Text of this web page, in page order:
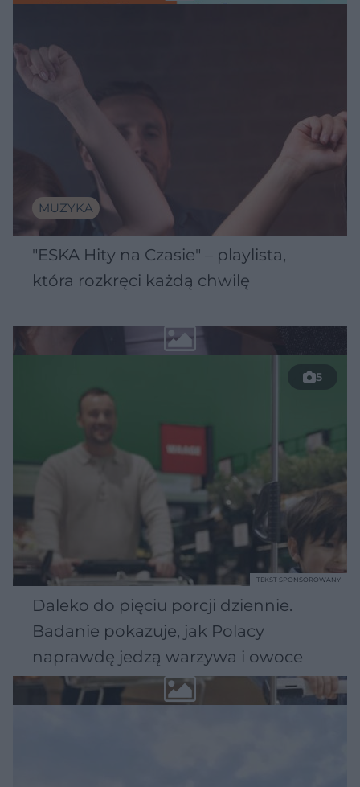
MUZYKA
"ESKA Hity na Czasie" – playlista,
która rozkręci każdą chwilę
5
Daleko do pięciu porcji dziennie.
Badanie pokazuje, jak Polacy
naprawdę jedzą warzywa i owoce
TEKST SPONSOROWANY